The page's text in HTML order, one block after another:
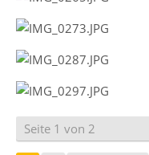
Seite 1 von 2